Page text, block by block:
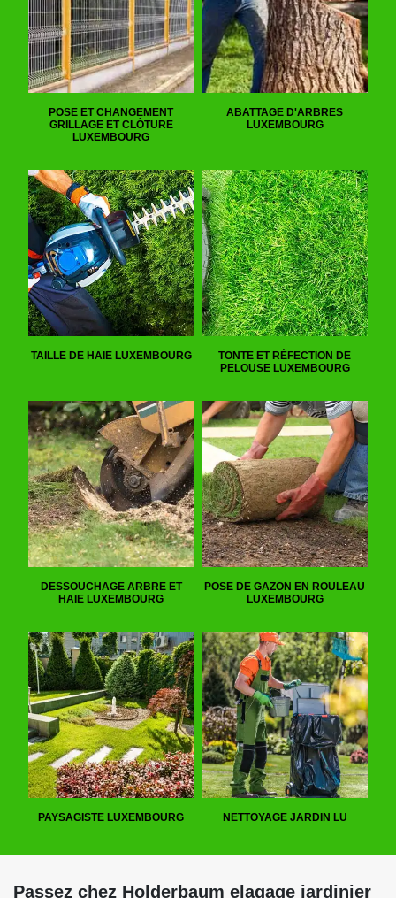
POSE ET CHANGEMENT
GRILLAGE ET CLÔTURE
LUXEMBOURG
ABATTAGE D'ARBRES
LUXEMBOURG
TAILLE DE HAIE LUXEMBOURG
TONTE ET RÉFECTION DE
PELOUSE LUXEMBOURG
DESSOUCHAGE ARBRE ET
HAIE LUXEMBOURG
POSE DE GAZON EN ROULEAU
LUXEMBOURG
PAYSAGISTE LUXEMBOURG NETTOYAGE JARDIN LU
Passez chez Holderbaum elagage jardinier